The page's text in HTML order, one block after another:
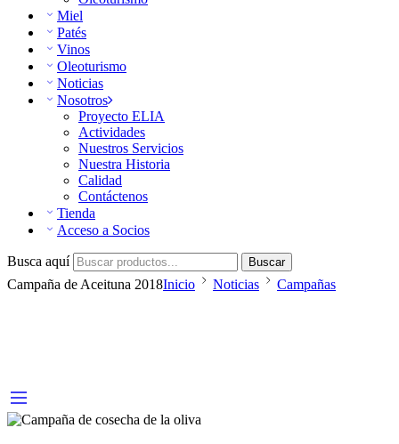
Miel
Patés
Vinos
Oleoturismo
Noticias
Nosotros
Proyecto ELIA
Actividades
Nuestros Servicios
Nuestra Historia
Calidad
Contáctenos
Tienda
Acceso a Socios
Busca aquí Buscar
Campaña de Aceituna 2018Inicio Noticias Campañas